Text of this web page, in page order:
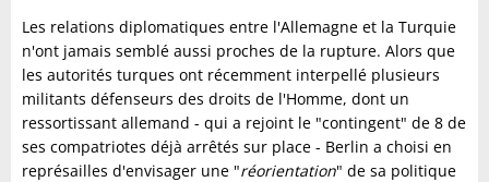
Les relations diplomatiques entre l'Allemagne et la Turquie
n'ont jamais semblé aussi proches de la rupture. Alors que
les autorités turques ont récemment interpellé plusieurs
militants défenseurs des droits de l'Homme, dont un
ressortissant allemand - qui a rejoint le "contingent" de 8 de
ses compatriotes déjà arrêtés sur place - Berlin a choisi en
représailles d'envisager une "réorientation" de sa politique